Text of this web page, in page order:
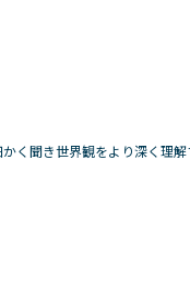
く聞き世界観をより深く理解